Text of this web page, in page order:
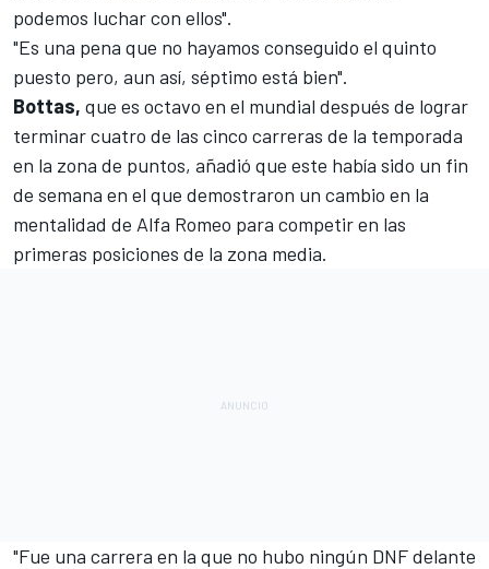
podemos luchar con ellos".
"Es una pena que no hayamos conseguido el quinto
puesto pero, aun así, séptimo está bien".
Bottas, que es octavo en el mundial después de lograr
terminar cuatro de las cinco carreras de la temporada
en la zona de puntos, añadió que este había sido un fin
de semana en el que demostraron un cambio en la
mentalidad de Alfa Romeo para competir en las
primeras posiciones de la zona media.
"Fue una carrera en la que no hubo ningún DNF delante